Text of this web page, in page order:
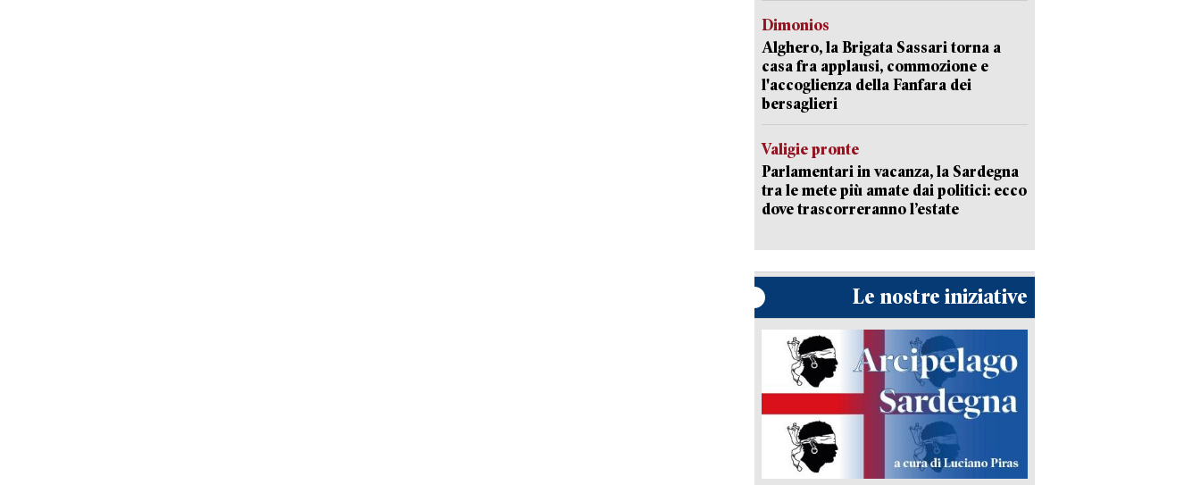
Dimonios
Alghero, la Brigata Sassari torna a
casa fra applausi, commozione e
l'accoglienza della Fanfara dei
bersaglieri
Valigie pronte
Parlamentari in vacanza, la Sardegna
tra le mete più amate dai politici: ecco
dove trascorreranno l’estate
Le nostre iniziative